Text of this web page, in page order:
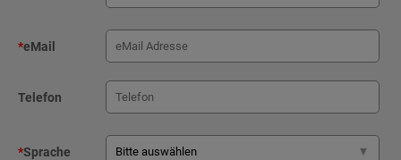
*eMail
Telefon
*Sprache